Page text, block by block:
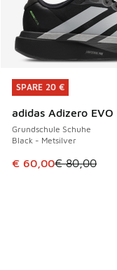
SPARE 20 €
adidas Adizero EVO
Grundschule Schuhe
Black - Metsilver
Dieser Artikel ist
€ 60,00€ 80,00
SPARE 20 €